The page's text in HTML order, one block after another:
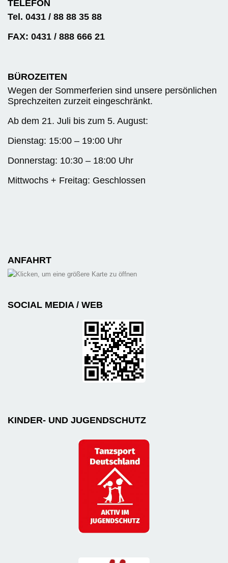
TELEFON
Tel. 0431 / 88 88 35 88
FAX: 0431 / 888 666 21
BÜROZEITEN
Wegen der Sommerferien sind unsere persönlichen
Sprechzeiten zurzeit eingeschränkt.
Ab dem 21. Juli bis zum 5. August:
Dienstag: 15:00 – 19:00 Uhr
Donnerstag: 10:30 – 18:00 Uhr
Mittwochs + Freitag: Geschlossen
ANFAHRT
SOCIAL MEDIA / WEB
KINDER- UND JUGENDSCHUTZ